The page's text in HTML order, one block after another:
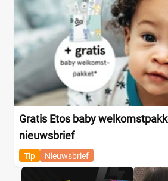
Gratis Etos baby
nieuwsbrief
Tip Nieuwsbrief